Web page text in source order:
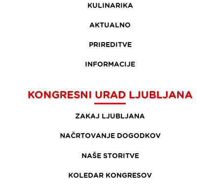
KULINARIKA
AKTUALNO
PRIREDITVE
INFORMACIJE
KONGRESNI URAD LJUBLJANA
ZAKAJ LJUBLJANA
NAČRTOVANJE DOGODKOV
NAŠE STORITVE
KOLEDAR KONGRESOV